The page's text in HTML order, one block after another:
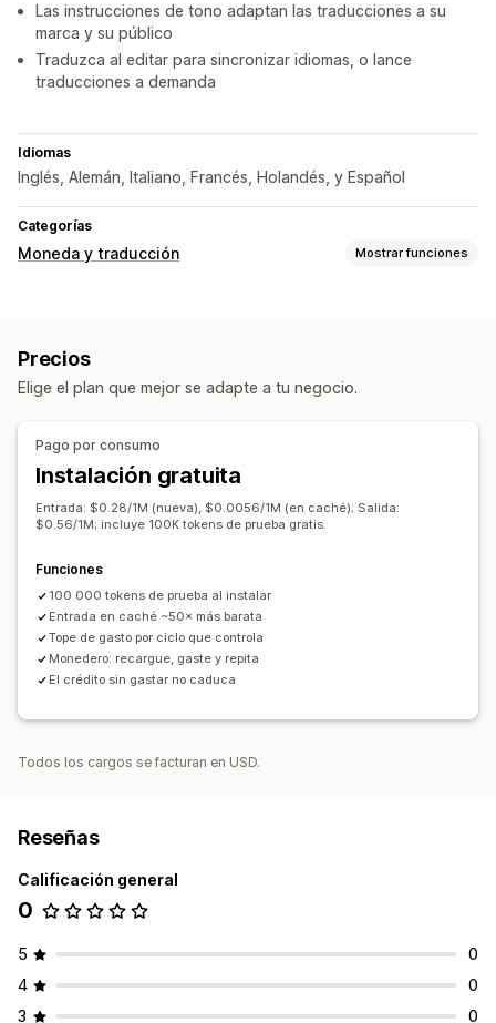
Las instrucciones de tono adaptan las traducciones a su
marca y su público
Traduzca al editar para sincronizar idiomas, o lance
traducciones a demanda
Idiomas
Inglés, Alemán, Italiano, Francés, Holandés, y Español
Categorías
Moneda y traducción Mostrar funciones
Traducciones sincronizadas automáticas
Traducción masiva Traducción humana
Gestión de glosario
Precios
Elige el plan que mejor se adapte a tu negocio.
Pago por consumo
Instalación gratuita
Entrada: $0.28/1M (nueva), $0.0056/1M (en caché); Salida:
$0.56/1M; incluye 100K tokens de prueba gratis.
Funciones
100 000 tokens de prueba al instalar
Entrada en caché ~50× más barata
Tope de gasto por ciclo que controla
Monedero: recargue, gaste y repita
El crédito sin gastar no caduca
Todos los cargos se facturan en USD.
Reseñas
Calificación general
0
5
0
4
0
3
0